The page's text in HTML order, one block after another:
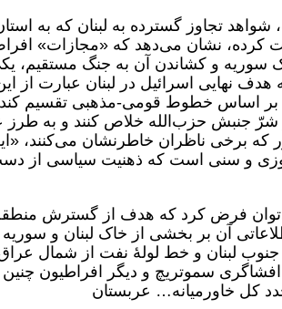
شواهد تجاوز گسترده به لبنان که به
کرده، نشان می‌دهد که «مجازات»
سوریه و کشاندن آن به جنگ مستقیم،
نهایی اسرائیل در لبنان عبارت از
شرّ جنبش حزب‌الله خلاص کنند و به طرز
که برخی ناظران خاطرنشان می‌کنند،
و سنی است که ذهنیت سیاسی از
فرض کرد که هدف از گسترش منطقۀ
آن بر بخشی از خاک لبنان و
جنوب لبنان و خط لولۀ نفت از شمال
افشاگری سموتریچ و دیگر افراطیون
کل خاورمیانه… عربستان